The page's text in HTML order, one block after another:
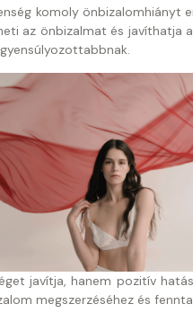
komoly önbizalomhiányt
az önbizalmat és javíthatja
javítja, hanem pozitív
megszerzéséhez és